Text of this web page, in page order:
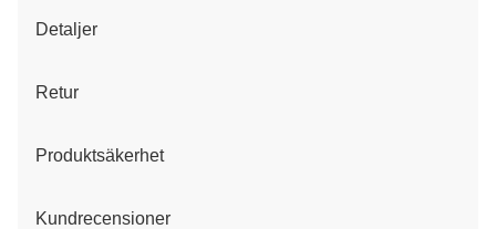
Detaljer
Retur
Produktsäkerhet
Kundrecensioner